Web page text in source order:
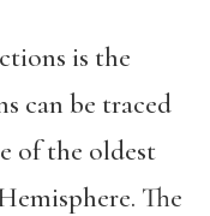
is the
can be traced
of the oldest
The